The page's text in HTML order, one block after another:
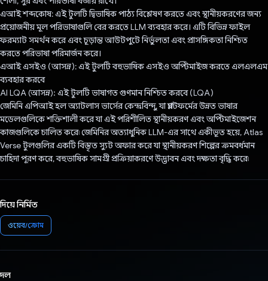
এআই শব্দকোষ: এই টুলটি দ্বিভাষিক পাঠ্য বিশ্লেষণ করতে এবং স্থানীয়করণের জন্য
প্রয়োজনীয় মূল পরিভাষাগুলি বের করতে LLM ব্যবহার করে। এটি বিভিন্ন ফাইল
ফরম্যাট সমর্থন করে এবং চূড়ান্ত আউটপুটে নির্ভুলতা এবং প্রাসঙ্গিকতা নিশ্চিত
করতে পরিভাষা পরিমার্জন করে।
এআই এসইও (আসন্ন): এই টুলটি বহুভাষিক এসইও অপ্টিমাইজ করতে এলএলএম
ব্যবহার করবে
AI LQA (আসন্ন): এই টুলটি ভাষাগত গুণমান নিশ্চিত করবে (LQA)
জেমিনি এপিআই হল অ্যাটলাস ভার্সের কেন্দ্রবিন্দু, যা প্ল্যাটফর্মের উন্নত ভাষার
মডেলগুলিকে শক্তিশালী করে যা এই পরিশীলিত স্থানীয়করণ এবং অপ্টিমাইজেশন
কাজগুলিকে চালিত করে৷ জেমিনির অত্যাধুনিক LLM-এর সাথে একীভূত হয়ে, Atlas
Verse টুলগুলির একটি বিস্তৃত স্যুট অফার করে যা স্থানীয়করণ শিল্পের ক্রমবর্ধমান
চাহিদা পূরণ করে, বহুভাষিক সামগ্রী প্রক্রিয়াকরণে উদ্ভাবন এবং দক্ষতা বৃদ্ধি করে৷
দিয়ে নির্মিত
ওয়েব/ক্রোম
দল